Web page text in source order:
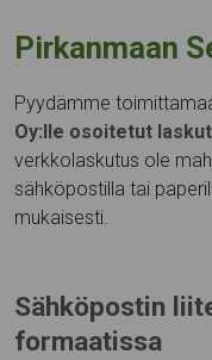
Pirkanmaan
Pyydämme
Oy:lle osoitetut laskut
verkkolaskutus ole
sähköpostilla tai
mukaisesti.
Sähköpostin
formaatissa